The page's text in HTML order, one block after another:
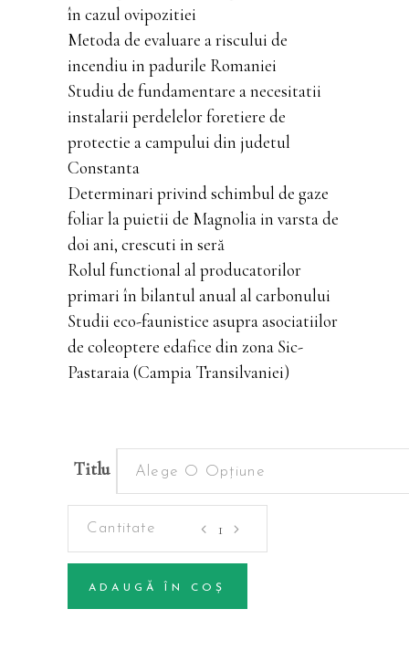
în cazul ovipozitiei
Metoda de evaluare a riscului de
incendiu in padurile Romaniei
Studiu de fundamentare a necesitatii
instalarii perdelelor foretiere de
protectie a campului din judetul
Constanta
Determinari privind schimbul de gaze
foliar la puietii de Magnolia in varsta de
doi ani, crescuti in seră
Rolul functional al producatorilor
primari în bilantul anual al carbonului
Studii eco-faunistice asupra asociatiilor
de coleoptere edafice din zona Sic-
Pastaraia (Campia Transilvaniei)
Titlu Alege O Opțiune
Volumul
50
ADAUGĂ ÎN COȘ